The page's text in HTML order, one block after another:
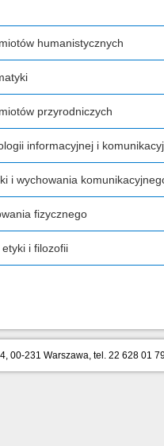
humanistycznych
przyrodniczych
informacyjnej i
i wychowania
fizycznego
i filozofii
00-231 Warszawa, tel. 22 628 01